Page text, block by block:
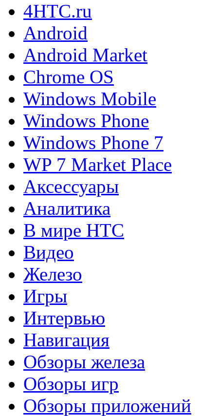
4HTC.ru
Android
Android Market
Chrome OS
Windows Mobile
Windows Phone
Windows Phone 7
WP 7 Market Place
Аксессуары
Аналитика
В мире HTC
Видео
Железо
Игры
Интервью
Навигация
Обзоры железа
Обзоры игр
Обзоры приложений